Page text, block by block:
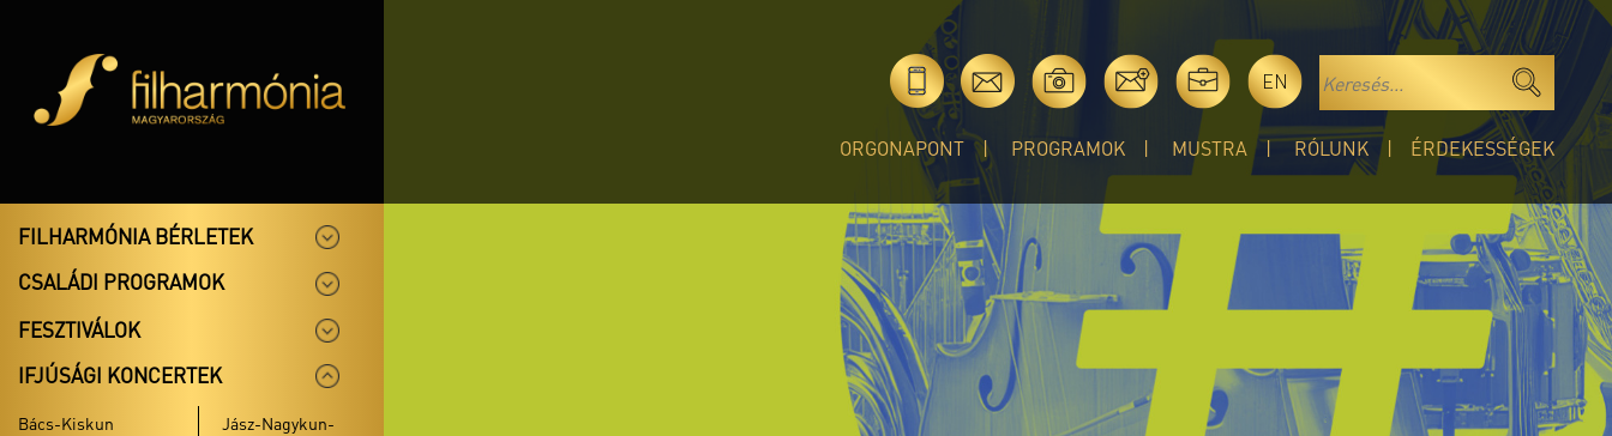
EN
ORGONAPONT PROGRAMOK MUSTRA RÓLUNK ÉRDEKESSÉGEK
FILHARMÓNIA BÉRLETEK
CSALÁDI PROGRAMOK
FESZTIVÁLOK
IFJÚSÁGI KONCERTEK
Bács-Kiskun
Jász-Nagykun-